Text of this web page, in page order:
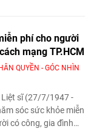
phí cho người
mạng TP.HCM
QUYỀN - GÓC NHÌN
Liệt sĩ (27/7/1947 -
sóc sức khỏe miễn
có công, gia đình